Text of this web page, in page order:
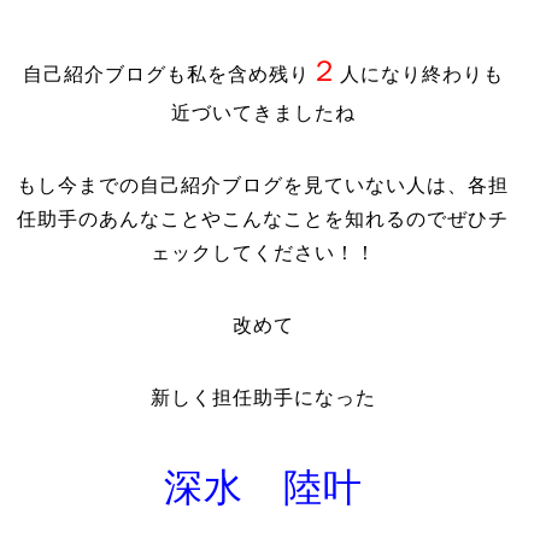
自己紹介ブログも私を含め残り ２ 人になり終わりも
近づいてきましたね
もし今までの自己紹介ブログを見ていない人は、各担
任助手のあんなことやこんなことを知れるのでぜひチ
ェックしてください！！
改めて
新しく担任助手になった
深水 陸叶